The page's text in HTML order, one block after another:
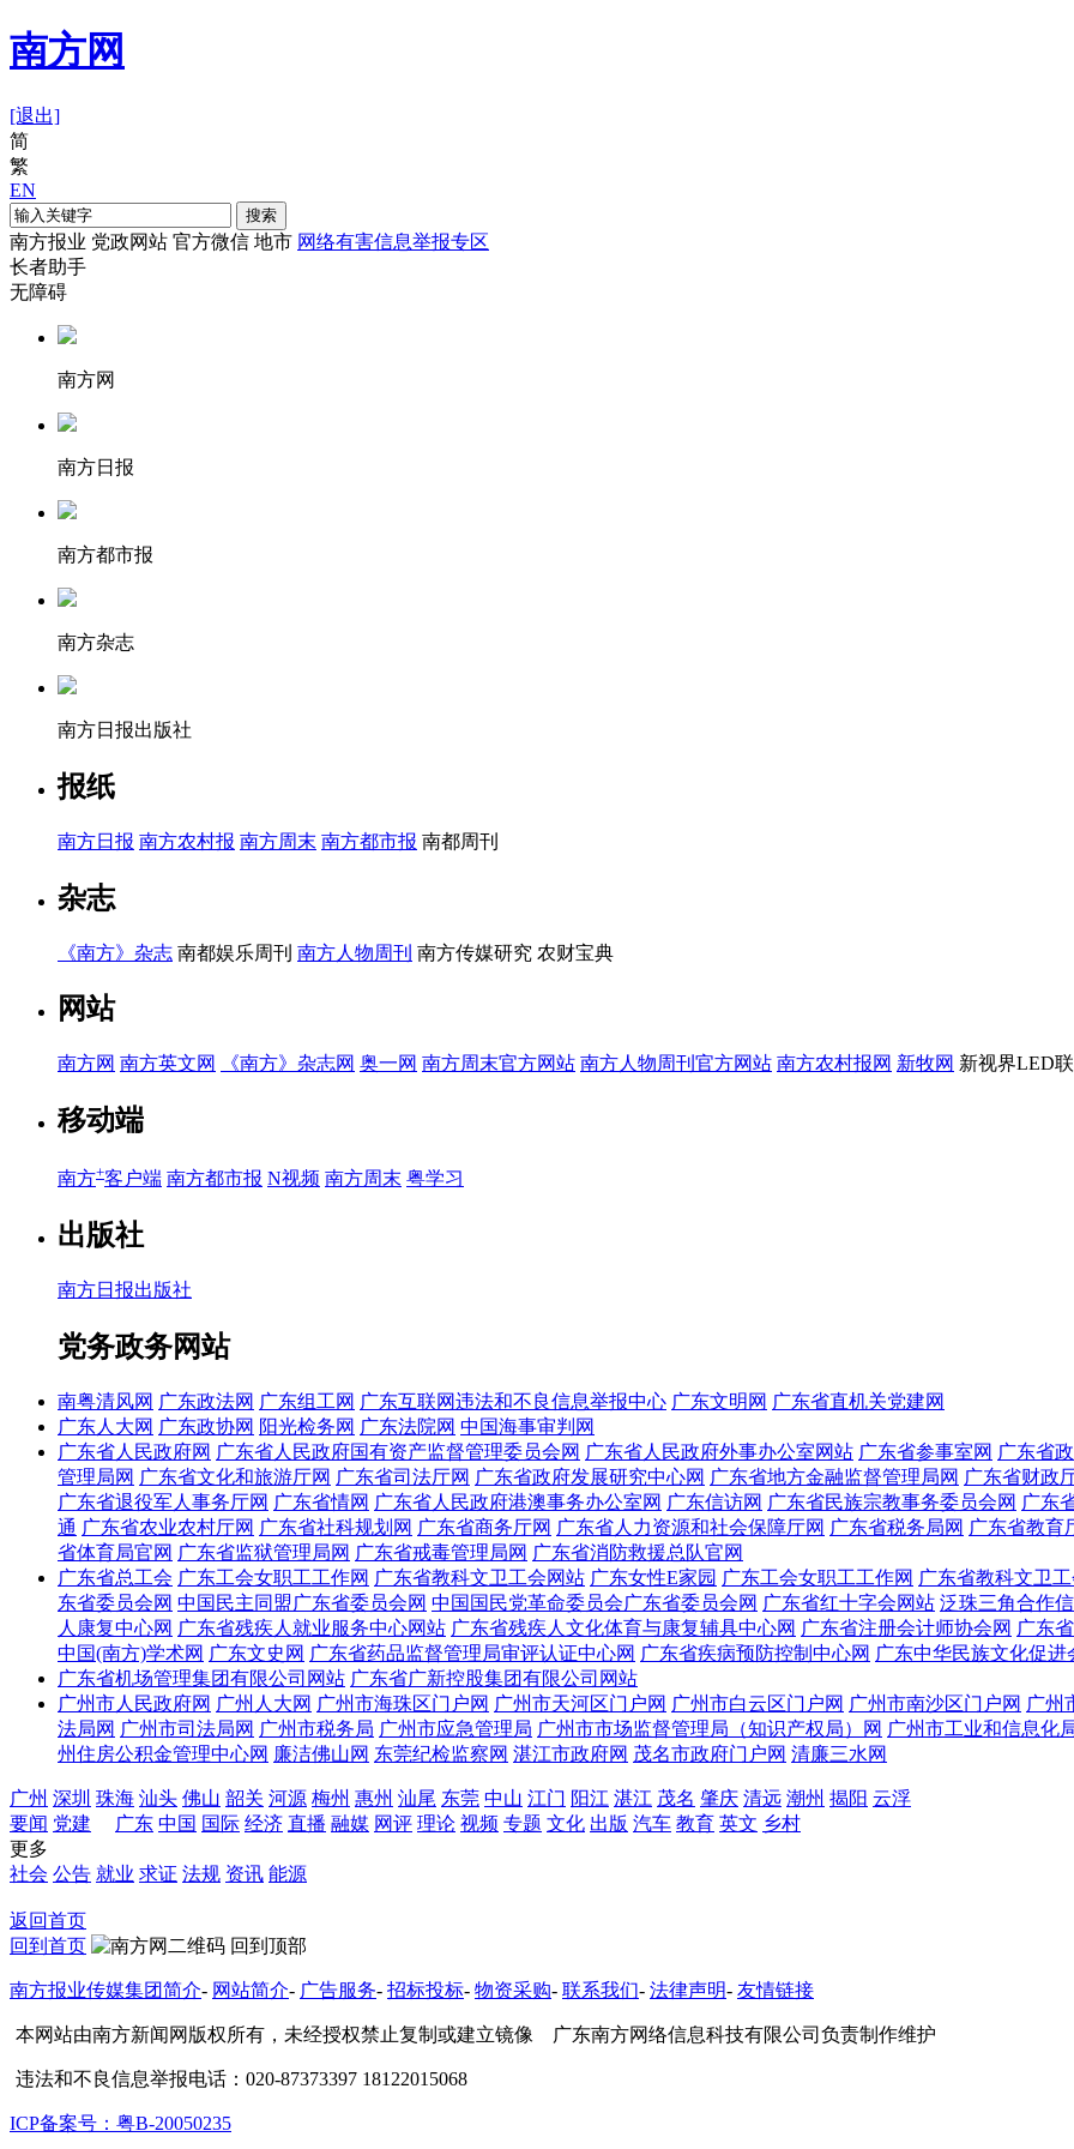
南方网
[退出]
简
繁
EN
搜索
南方报业 党政网站 官方微信 地市 网络有害信息举报专区
长者助手
无障碍
南方网
南方日报
南方都市报
南方杂志
南方日报出版社
报纸
南方日报 南方农村报 南方周末 南方都市报 南都周刊
杂志
《南方》杂志 南都娱乐周刊 南方人物周刊 南方传媒研究 农财宝典
网站
南方网 南方英文网 《南方》杂志网 奥一网 南方周末官方网站 南方人物周刊官方网站 南方农村报网 新牧网 新视界LED
移动端
南方+客户端 南方都市报 N视频 南方周末 粤学习
出版社
南方日报出版社
党务政务网站
南粤清风网 广东政法网 广东组工网 广东互联网违法和不良信息举报中心 广东文明网 广东省直机关党建网
广东人大网 广东政协网 阳光检务网 广东法院网 中国海事审判网
广东省人民政府网 广东省人民政府国有资产监督管理委员会网 广东省人民政府外事办公室网站 广东省参事室网 广东省
管理局网 广东省文化和旅游厅网 广东省司法厅网 广东省政府发展研究中心网 广东省地方金融监督管理局网 广东省财政
广东省退役军人事务厅网 广东省情网 广东省人民政府港澳事务办公室网 广东信访网 广东省民族宗教事务委员会网 广东
通 广东省农业农村厅网 广东省社科规划网 广东省商务厅网 广东省人力资源和社会保障厅网 广东省税务局网 广东省教育
省体育局官网 广东省监狱管理局网 广东省戒毒管理局网 广东省消防救援总队官网
广东省总工会 广东工会女职工工作网 广东省教科文卫工会网站 广东女性E家园 广东工会女职工工作网 广东省教科文卫
东省委员会网 中国民主同盟广东省委员会网 中国国民党革命委员会广东省委员会网 广东省红十字会网站 泛珠三角合作
人康复中心网 广东省残疾人就业服务中心网站 广东省残疾人文化体育与康复辅具中心网 广东省注册会计师协会网 广东
中国(南方)学术网 广东文史网 广东省药品监督管理局审评认证中心网 广东省疾病预防控制中心网 广东中华民族文化促进
广东省机场管理集团有限公司网站 广东省广新控股集团有限公司网站
广州市人民政府网 广州人大网 广州市海珠区门户网 广州市天河区门户网 广州市白云区门户网 广州市南沙区门户网 广州
法局网 广州市司法局网 广州市税务局 广州市应急管理局 广州市市场监督管理局（知识产权局）网 广州市工业和信息化
州住房公积金管理中心网 廉洁佛山网 东莞纪检监察网 湛江市政府网 茂名市政府门户网 清廉三水网
广州 深圳 珠海 汕头 佛山 韶关 河源 梅州 惠州 汕尾 东莞 中山 江门 阳江 湛江 茂名 肇庆 清远 潮州 揭阳 云浮
要闻 党建 广东 中国 国际 经济 直播 融媒 网评 理论 视频 专题 文化 出版 汽车 教育 英文 乡村
更多
社会 公告 就业 求证 法规 资讯 能源
返回首页
回到首页
回到顶部
南方报业传媒集团简介- 网站简介- 广告服务- 招标投标- 物资采购- 联系我们- 法律声明- 友情链接
本网站由南方新闻网版权所有，未经授权禁止复制或建立镜像 广东南方网络信息科技有限公司负责制作维护
违法和不良信息举报电话：020-87373397 18122015068
ICP备案号：粤B-20050235